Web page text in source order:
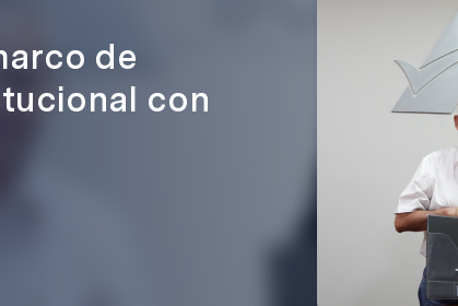
de
con